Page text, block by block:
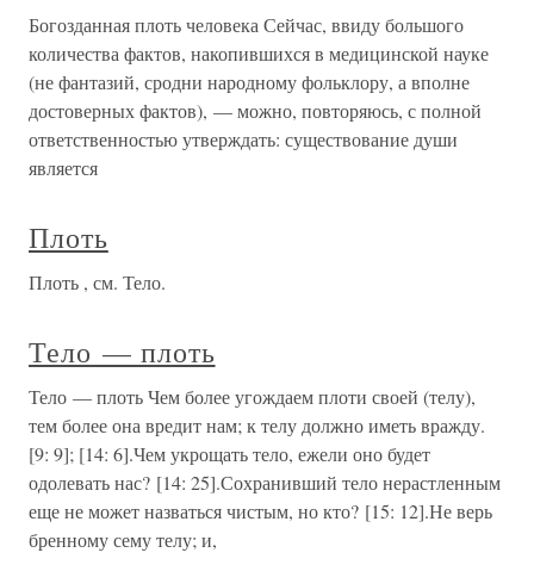
Богозданная плоть человека Сейчас, ввиду большого
количества фактов, накопившихся в медицинской науке
(не фантазий, сродни народному фольклору, а вполне
достоверных фактов), — можно, повторяюсь, с полной
ответственностью утверждать: существование души
является
Плоть
Плоть , см. Тело.
Тело — плоть
Тело — плоть Чем более угождаем плоти своей (телу),
тем более она вредит нам; к телу должно иметь вражду.
[9: 9]; [14: 6].Чем укрощать тело, ежели оно будет
одолевать нас? [14: 25].Сохранивший тело нерастленным
еще не может назваться чистым, но кто? [15: 12].Не верь
бренному сему телу; и,